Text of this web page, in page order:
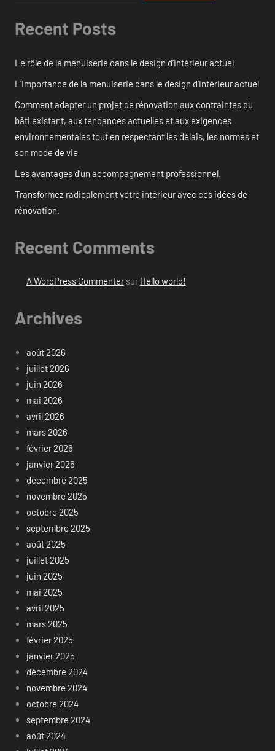
Recent Posts
Le rôle de la menuiserie dans le design d’intérieur actuel
L’importance de la menuiserie dans le design d’intérieur actuel
Comment adapter un projet de rénovation aux contraintes du
bâti existant, aux tendances actuelles et aux exigences
environnementales tout en respectant les délais, les normes et
son mode de vie
Les avantages d’un accompagnement professionnel.
Transformez radicalement votre intérieur avec ces idées de
rénovation.
Recent Comments
A WordPress Commentersur Hello world!
Archives
août 2026
juillet 2026
juin 2026
mai 2026
avril 2026
mars 2026
février 2026
janvier 2026
décembre 2025
novembre 2025
octobre 2025
septembre 2025
août 2025
juillet 2025
juin 2025
mai 2025
avril 2025
mars 2025
février 2025
janvier 2025
décembre 2024
novembre 2024
octobre 2024
septembre 2024
août 2024